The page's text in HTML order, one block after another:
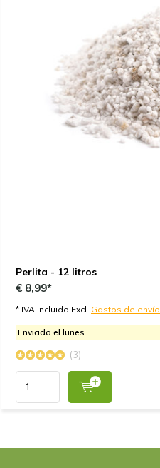
Perlita - 12 litros
€ 8,99*
* IVA incluido Excl. Gastos de envío
Enviado el lunes
(3)